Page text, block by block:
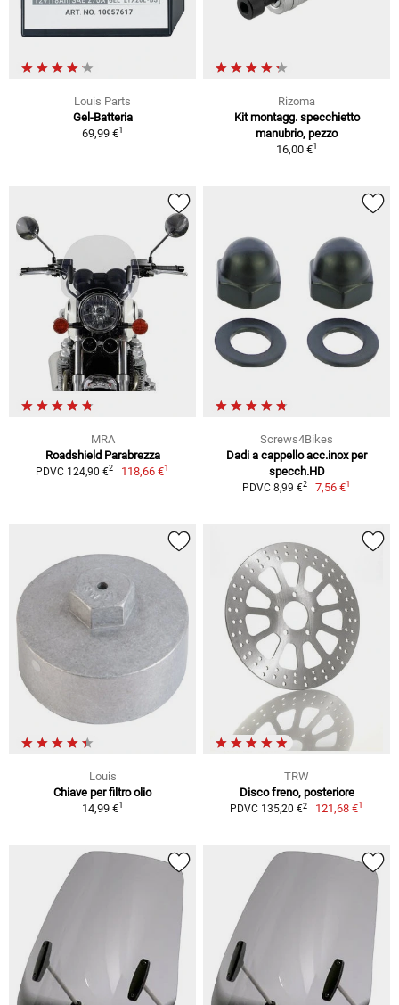
Louis Parts
Gel-Batteria
69,99 €1
Rizoma
Kit montagg. specchietto
manubrio, pezzo
16,00 €1
MRA
Roadshield Parabrezza
PDVC 124,90 €2 118,66 €1
Screws4Bikes
Dadi a cappello acc.inox per
specch.HD
PDVC 8,99 €2 7,56 €1
Louis
Chiave per filtro olio
14,99 €1
TRW
Disco freno, posteriore
PDVC 135,20 €2 121,68 €1